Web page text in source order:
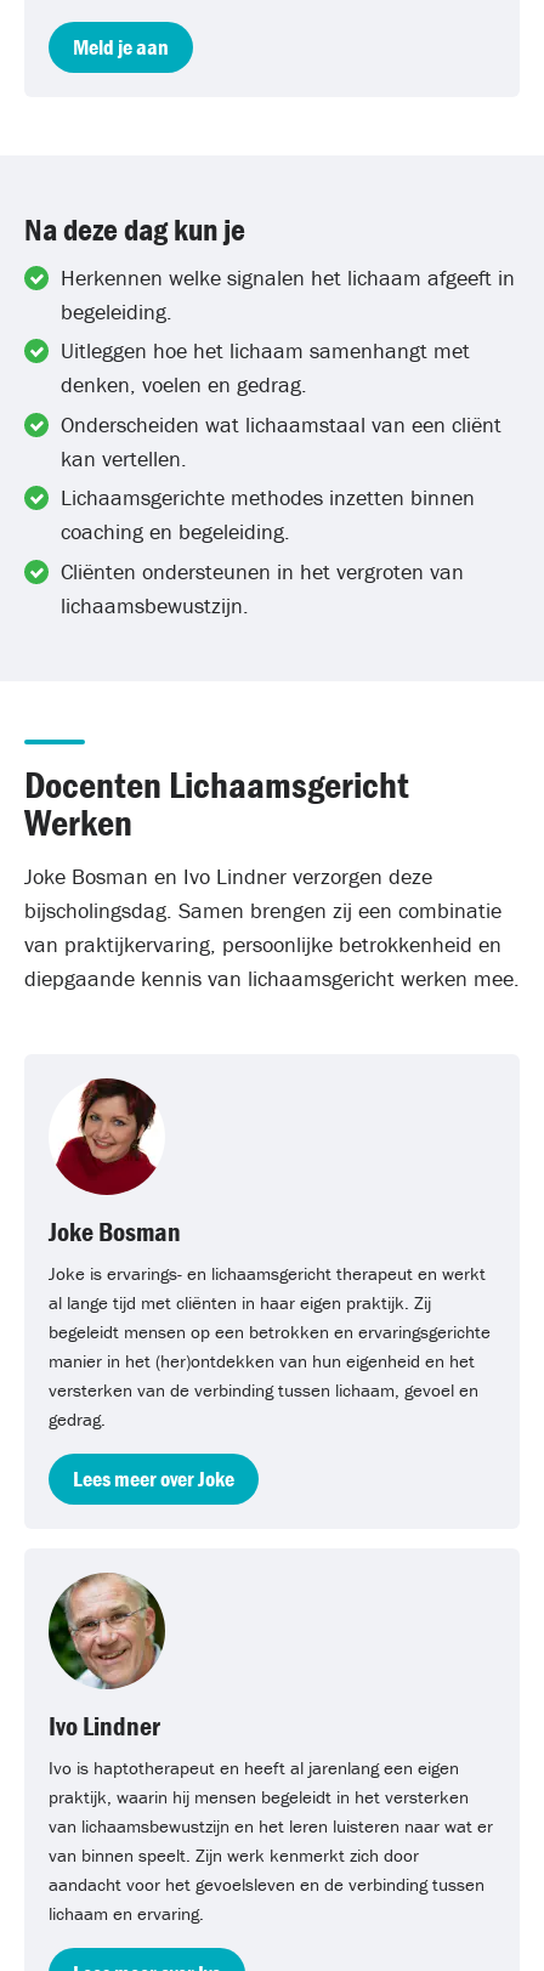
Meld je aan
Na deze dag kun je
Herkennen welke signalen het lichaam afgeeft in
begeleiding.
Uitleggen hoe het lichaam samenhangt met
denken, voelen en gedrag.
Onderscheiden wat lichaamstaal van een cliënt
kan vertellen.
Lichaamsgerichte methodes inzetten binnen
coaching en begeleiding.
Cliënten ondersteunen in het vergroten van
lichaamsbewustzijn.
Docenten Lichaamsgericht
Werken
Joke Bosman en Ivo Lindner verzorgen deze
bijscholingsdag. Samen brengen zij een combinatie
van praktijkervaring, persoonlijke betrokkenheid en
diepgaande kennis van lichaamsgericht werken mee.
Joke Bosman
Joke is ervarings- en lichaamsgericht therapeut en werkt
al lange tijd met cliënten in haar eigen praktijk. Zij
begeleidt mensen op een betrokken en ervaringsgerichte
manier in het (her)ontdekken van hun eigenheid en het
versterken van de verbinding tussen lichaam, gevoel en
gedrag.
Lees meer over Joke
Ivo Lindner
Ivo is haptotherapeut en heeft al jarenlang een eigen
praktijk, waarin hij mensen begeleidt in het versterken
van lichaamsbewustzijn en het leren luisteren naar wat er
van binnen speelt. Zijn werk kenmerkt zich door
aandacht voor het gevoelsleven en de verbinding tussen
lichaam en ervaring.